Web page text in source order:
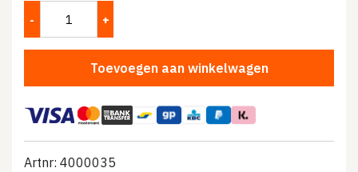
Toevoegen aan winkelwagen
Artnr: 4000035